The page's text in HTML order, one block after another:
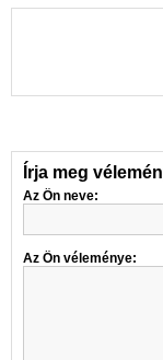
Írja meg
Az Ön neve:
Az Ön véleménye: